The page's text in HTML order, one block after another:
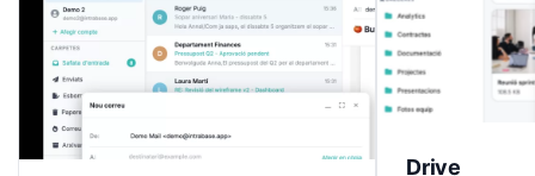
Drive